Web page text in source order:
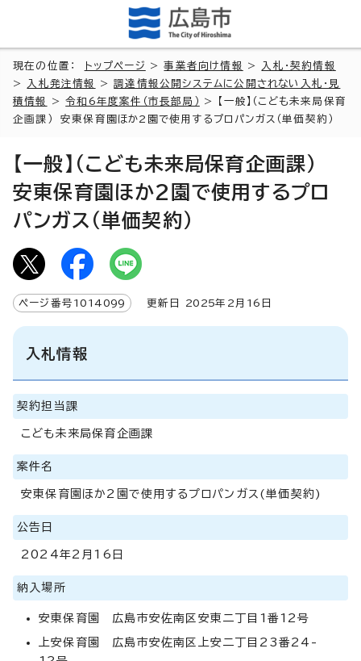
現在の位置： トップページ >事業者向け情報 >
入札・契約情報
>
入札発注情報 >調達情報公開システムに公開されない入札・見
積情報
>令和6年度案件（市長部局）
> 【一般】（こども未来局保育
企画課） 安東保育園ほか2園で使用するプロパンガス（単価契約）
【一般】（こども未来局保育企画課）
安東保育園ほか2園で使用するプロ
パンガス（単価契約）
ページ番号 1014099 更新日 2025年2月 16 日
入札情報
契約担当課
こども未来局保育企画課
案件名
安東保育園ほか2園で使用するプロパンガス(単価契約)
公告日
2024年2月16日
納入場所
安東保育園 広島市安佐南区安東二丁目1番12号
上安保育園 広島市安佐南区上安二丁目23番24-